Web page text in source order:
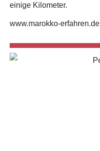
einige Kilometer.
www.marokko-erfahren.de